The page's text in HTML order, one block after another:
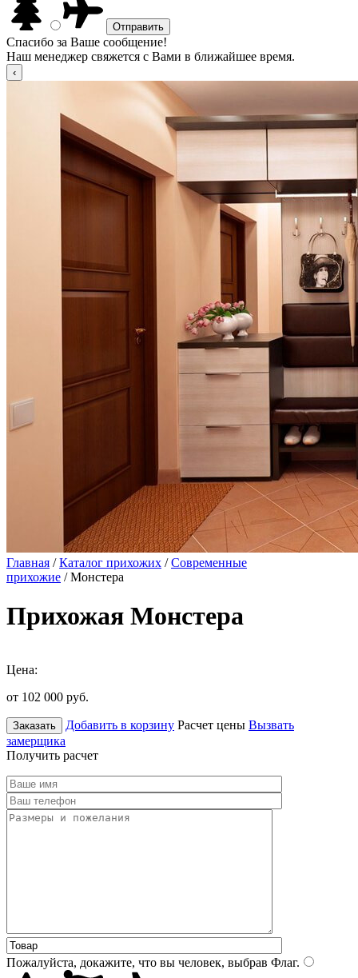
Спасибо за Ваше сообщение!
Наш менеджер свяжется с Вами в ближайшее время.
Главная /Каталог прихожих /Современные
прихожие / Монстера
Прихожая Монстера
Цена:
от 102 000 руб.
Заказать Добавить в корзину Расчет цены Вызвать
замерщика
Получить расчет
Пожалуйста, докажите, что вы человек, выбрав Флаг.